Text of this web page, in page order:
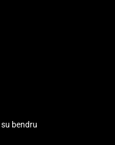
bendru